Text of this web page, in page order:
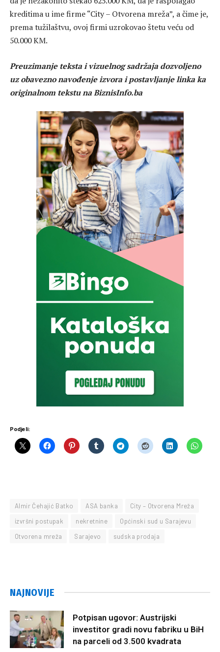
kreditima u ime firme “City – Otvorena mreža”, a čime je,
prema tužilaštvu, ovoj firmi uzrokovao štetu veću od
50.000 KM.
Preuzimanje teksta i vizuelnog sadržaja dozvoljeno
uz obavezno navođenje izvora i postavljanje linka ka
originalnom tekstu na BiznisInfo.ba
Podjeli:
Almir Čehajić Batko ASA banka
City – Otvorena Mreža
izvršni postupak
nekretnine
Općinski sud u Sarajevu
Otvorena mreža
Sarajevo sudska prodaja
NAJNOVIJE
Potpisan ugovor: Austrijski
investitor gradi novu fabriku u BiH
na parceli od 3.500 kvadrata